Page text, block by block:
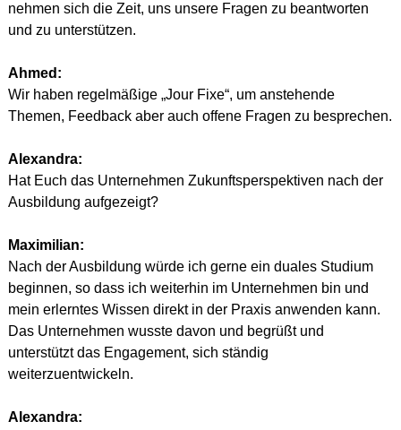
nehmen sich die Zeit, uns unsere Fragen zu beantworten
und zu unterstützen.
Ahmed:
Wir haben regelmäßige „Jour Fixe“, um anstehende
Themen, Feedback aber auch offene Fragen zu besprechen.
Alexandra:
Hat Euch das Unternehmen Zukunftsperspektiven nach der
Ausbildung aufgezeigt?
Maximilian:
Nach der Ausbildung würde ich gerne ein duales Studium
beginnen, so dass ich weiterhin im Unternehmen bin und
mein erlerntes Wissen direkt in der Praxis anwenden kann.
Das Unternehmen wusste davon und begrüßt und
unterstützt das Engagement, sich ständig
weiterzuentwickeln.
Alexandra: